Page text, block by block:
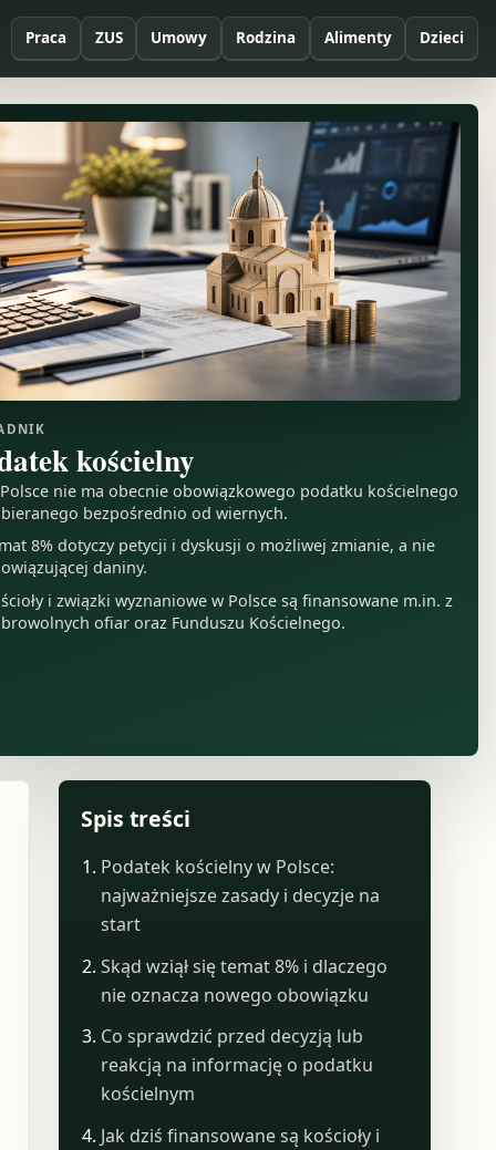
Praca ZUS Umowy Rodzina Alimenty Dzieci
kościelny
nie ma obecnie obowiązkowego podatku kościelnego
bezpośrednio od wiernych.
8% dotyczy petycji i dyskusji o możliwej zmianie, a nie
daniny.
i związki wyznaniowe w Polsce są finansowane m.in. z
ofiar oraz Funduszu Kościelnego.
Spis treści
Podatek kościelny w Polsce:
najważniejsze zasady i decyzje na
start
Skąd wziął się temat 8% i dlaczego
nie oznacza nowego obowiązku
Co sprawdzić przed decyzją lub
reakcją na informację o podatku
kościelnym
Jak dziś finansowane są kościoły i